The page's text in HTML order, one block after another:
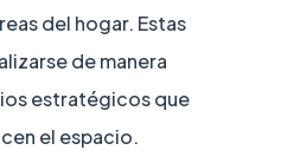
del hogar. Estas
de manera
estratégicos que
el espacio.